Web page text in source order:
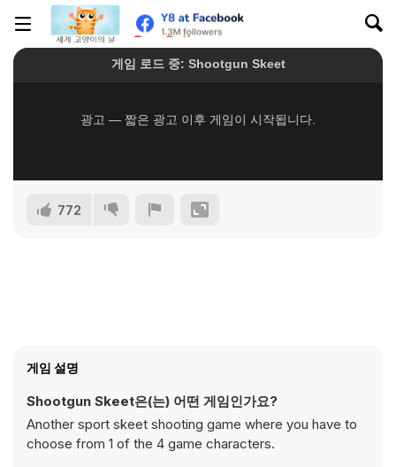
772
게임 설명
Shootgun Skeet은(는) 어떤 게임인가요?
Another sport skeet shooting game where you have to
choose from 1 of the 4 game characters.